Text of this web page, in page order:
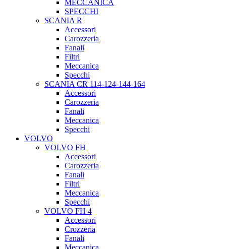
MECCANICA
SPECCHI
SCANIA R
Accessori
Carozzeria
Fanali
Filtri
Meccanica
Specchi
SCANIA CR 114-124-144-164
Accessori
Carozzeria
Fanali
Meccanica
Specchi
VOLVO
VOLVO FH
Accessori
Carozzeria
Fanali
Filtri
Meccanica
Specchi
VOLVO FH 4
Accessori
Crozzeria
Fanali